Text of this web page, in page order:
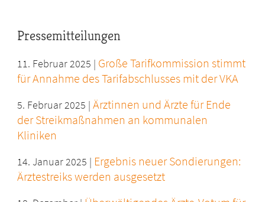
Pressemitteilungen
11. Februar 2025 | Große Tarifkommission stimmt
für Annahme des Tarifabschlusses mit der VKA
5. Februar 2025 |Ärztinnen und Ärzte für Ende
der Streikmaßnahmen an kommunalen
Kliniken
14. Januar 2025 | Ergebnis neuer Sondierungen:
Ärztestreiks werden ausgesetzt